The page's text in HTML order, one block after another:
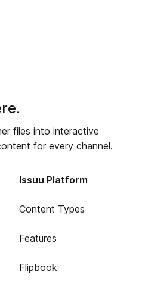
files into interactive
for every channel.
Issuu Platform
Content Types
Features
Flipbook